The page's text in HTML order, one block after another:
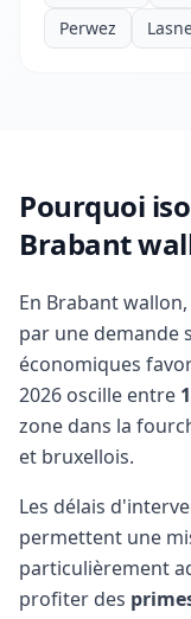
Perwez
Pourquoi
Brabant
En Brabant
par une demande
économiques
2026 oscille entre
zone dans la
et bruxellois.
Les délais
permettent une
particulièrement
profiter des